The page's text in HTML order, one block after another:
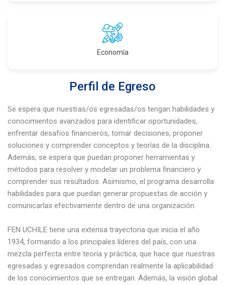
Economía
Perfil de Egreso
Se espera que nuestras/os egresadas/os tengan habilidades y
conocimientos avanzados para identificar oportunidades,
enfrentar desafíos financieros, tomar decisiones, proponer
soluciones y comprender conceptos y teorías de la disciplina.
Además, se espera que puedan proponer herramientas y
métodos para resolver y modelar un problema financiero y
comprender sus resultados. Asimismo, el programa desarrolla
habilidades para que puedan generar propuestas de acción y
comunicarlas efectivamente dentro de una organización.
FEN UCHILE tiene una extensa trayectoria que inicia el año
1934, formando a los principales líderes del país, con una
mezcla perfecta entre teoría y práctica, que hace que nuestras
egresadas y egresados comprendan realmente la aplicabilidad
de los conocimientos que se entregan. Además, la visión global